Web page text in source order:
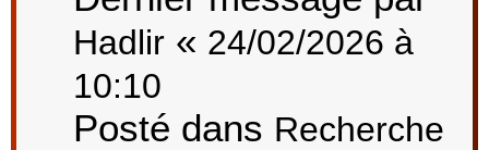
Hadlir « 24/02/2026 à
10:10
Posté dans Recherche